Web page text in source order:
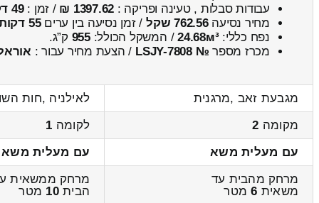
עבודות סבלות , טעינה ופריקה : 1397.62 ₪ / זמן :49 דקות 15 שניות
מחיר נסיעה762.56 שקל / זמן נסיעה בין ערים55 דקות
נפח כללי:24.68м³/ המשקל הכולל:955 ק”ג.
מכרז מספר № LSJY-7808 / הצעת מחיר עבור :
מגבעת זאב ,מרגנית
לאילניה ,חות
מקומה 2 לקומה 1
עם מעלית משא
עם מעלית משא
מרחק מהבית עד
משאית 6מטר
מרחק ממשאית
הבית10 מטר